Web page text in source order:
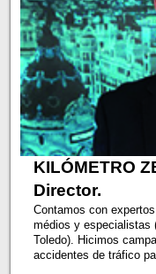
KILÓMETRO
Director.
Contamos con
médios y especialistas
Toledo). Hicimos
accidentes de tráfico